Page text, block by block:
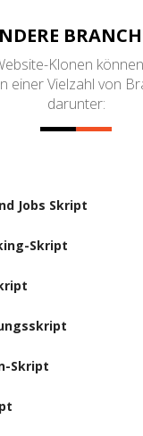
Klonen
einer Vielzahl von
darunter:
Jobs Skript
Skript
Skript